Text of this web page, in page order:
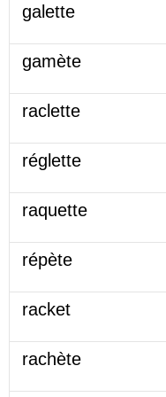
galette
gamète
raclette
réglette
raquette
répète
racket
rachète